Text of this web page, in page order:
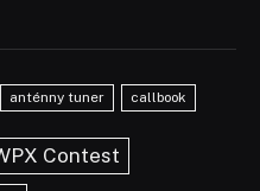
anténny tuner callbook
Contest